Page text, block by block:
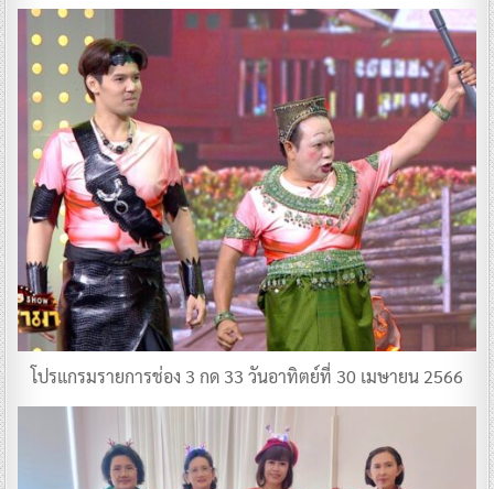
โปรแกรมรายการช่อง 3 กด 33 วันอาทิตย์ที่ 30 เมษายน 2566